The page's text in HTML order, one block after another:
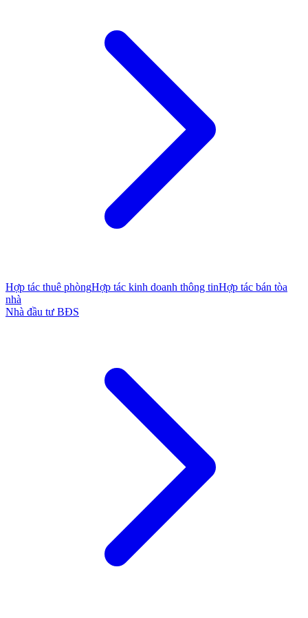
Hợp tác thuê phòngHợp tác kinh doanh thông tinHợp tác bán tòa
nhà
Nhà đầu tư BĐS